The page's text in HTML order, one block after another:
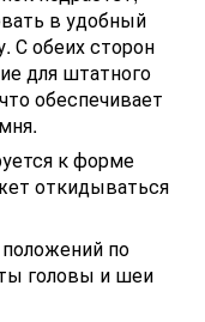
в удобный
С обеих сторон
для штатного
обеспечивает
к форме
откидываться
по
головы и шеи